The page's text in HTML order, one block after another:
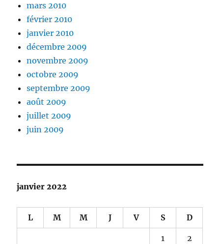
mars 2010
février 2010
janvier 2010
décembre 2009
novembre 2009
octobre 2009
septembre 2009
août 2009
juillet 2009
juin 2009
janvier 2022
L M M J V S D
1 2